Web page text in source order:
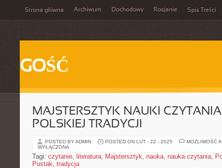
Strona główna Archiwum Dochodowy Rosjanie Spis Treści
GOŚĆ
MAJSTERSZTYK NAUKI
POLSKIEJ TRADYCJI
POSTED BY ADMIN POSTED ON LUT - 22 - 2025
MOŻLIWOŚĆ
WYŁĄCZONA
Tagi: czytanie, literatura, Majstersztyk, nauka, nauka czytania,
Pustak, tradycja